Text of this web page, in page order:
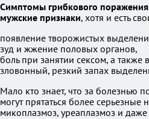
Симптомы грибкового
мужские признаки, хотя и есть
появление творожистых
зуд и жжение половых органов,
боль при занятии сексом, а также
зловонный, резкий запах
Мало кто знает, что за болезнью
могут прятаться более серьезные
микоплазмоз, уреаплазмоз и